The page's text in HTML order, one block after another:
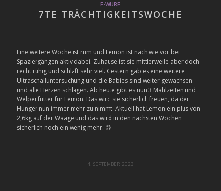
F-WURF
7TE TRÄCHTIGKEITSWOCHE
Eine weitere Woche ist rum und Lemon ist nach wie vor bei
Spaziergängen aktiv dabei. Zuhause ist sie mittlerweile aber doch
recht ruhig und schläft sehr viel. Gestern gab es eine weitere
Ultraschalluntersuchung und die Babies sind weiter gewachsen
und alle Herzen schlagen. Ab heute gibt es nun 3 Mahlzeiten und
Welpenfutter für Lemon. Das wird sie sicherlich freuen, da der
Hunger nun immer mehr zu nimmt. Aktuell hat Lemon ein plus von
2,6kg auf der Waage und das wird in den nächsten Wochen
sicherlich noch ein wenig mehr. 😉
4. SEPTEMBER 2023